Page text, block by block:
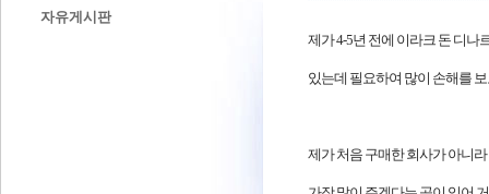
자유게시판
제가 4-5년 전에 이라크 돈 디나
있는데 필요하여 많이 손해를
제가 처음 구매한 회사가 아니